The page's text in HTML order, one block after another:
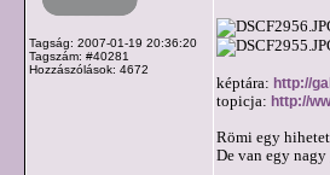
Tagság: 2007-01-19 20:36:20
Tagszám: #40281
Hozzászólások: 4672
képtára: http://
topicja: http://
Römi egy
De van egy